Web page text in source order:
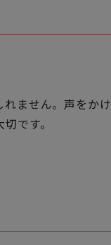
ません。声をか
です。